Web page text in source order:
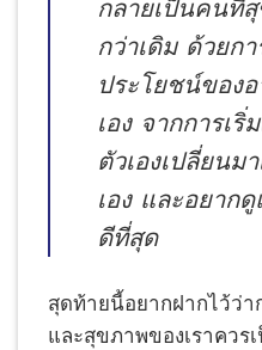
กลายเป็นคนที่
กว่าเดิม ด้วยก
ประโยชน์ของอ
เอง จากการเ
ตัวเองเปลี่ยนม
เอง และอยาก
ดีที่สุด
สุดท้ายนี้อยากฝากไว้ว่
และสุขภาพของเราควร